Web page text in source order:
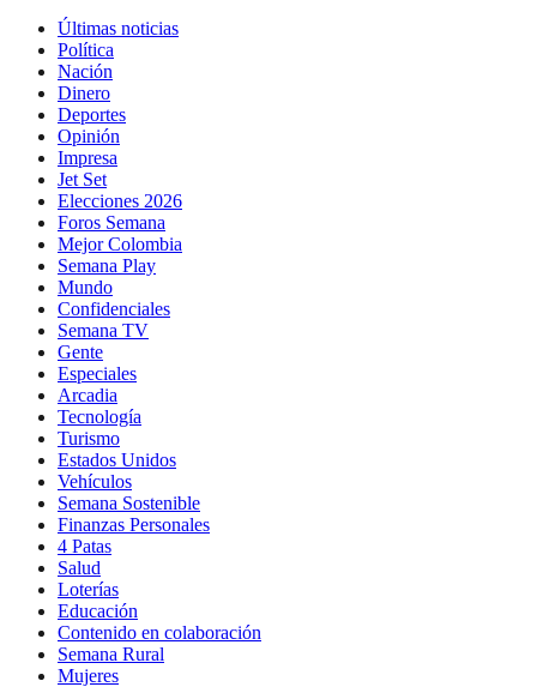
Últimas noticias
Política
Nación
Dinero
Deportes
Opinión
Impresa
Jet Set
Elecciones 2026
Foros Semana
Mejor Colombia
Semana Play
Mundo
Confidenciales
Semana TV
Gente
Especiales
Arcadia
Tecnología
Turismo
Estados Unidos
Vehículos
Semana Sostenible
Finanzas Personales
4 Patas
Salud
Loterías
Educación
Contenido en colaboración
Semana Rural
Mujeres